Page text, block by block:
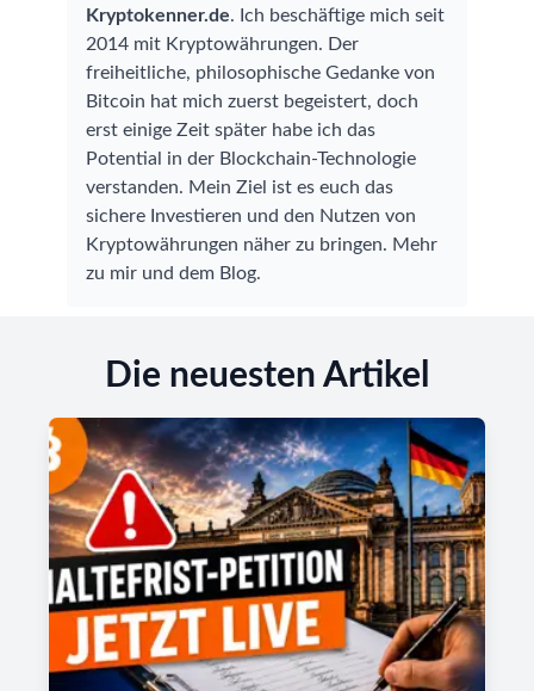
Kryptokenner.de. Ich beschäftige mich seit
2014 mit Kryptowährungen. Der
freiheitliche, philosophische Gedanke von
Bitcoin hat mich zuerst begeistert, doch
erst einige Zeit später habe ich das
Potential in der Blockchain-Technologie
verstanden. Mein Ziel ist es euch das
sichere Investieren und den Nutzen von
Kryptowährungen näher zu bringen. Mehr
zu mir und dem Blog.
Die neuesten Artikel